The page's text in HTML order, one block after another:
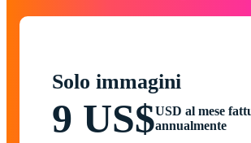
Solo immagini
9 US$USD al mese
annualmente